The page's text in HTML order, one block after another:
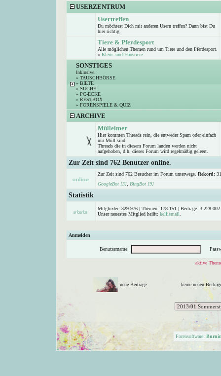
USERZENTRUM
Usertreffen
Du möchtest Dich mit anderen Usern treffen? Dann bist Du
hier richtig.
Tiere & Pferdesport
Alle möglichen Themen rund um Tiere und den Pferdesport.
» Klein- und Haustiere
SONSTIGES
Inklusive:
» TAUSCHBÖRSE
» BIETE
» SUCHE
» PC-ECKE
» RESTBOX
» FORENSPIELE & QUIZ
ARCHIVE
Mülleimer
Hier kommen Threads rein, die entweder Spam oder einfach
nur Müll sind.
Threads die in diesem Forum landen werden nicht
aufgehoben, d.h. dieses Forum wird regelmäßig geleert.
Zur Zeit sind 762 Benutzer online.
Zur Zeit sind 762 Besucher im Forum unterwegs. Rekord:
GoogleBot [3]
BingBot [9]
Statistik
Mitglieder: 329.976 | Themen: 178.151 | Beiträge:
Unser neuestes Mitglied heißt: kellismall
Anmelden
Benutzername:
aktive
neue Beiträge keine neuen
Forensoftware: